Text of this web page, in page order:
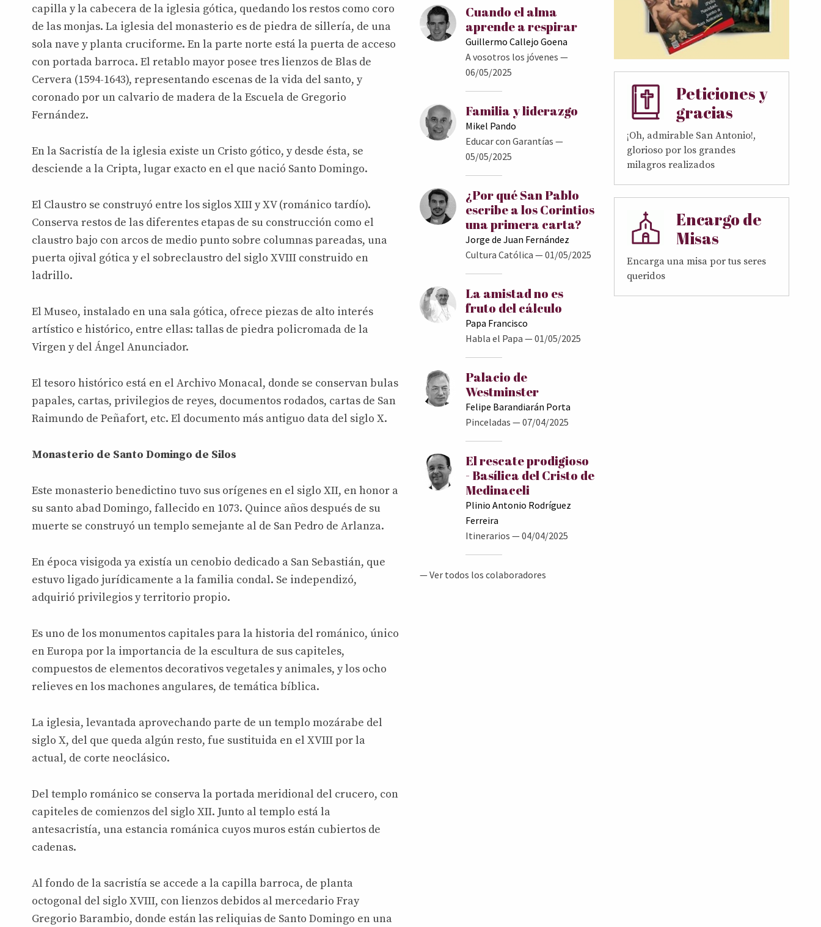
capilla y la cabecera de la iglesia gótica, quedando los restos como coro
de las monjas. La iglesia del monasterio es de piedra de sillería, de una
sola nave y planta cruciforme. En la parte norte está la puerta de acceso
con portada barroca. El retablo mayor posee tres lienzos de Blas de
Cervera (1594-1643), representando escenas de la vida del santo, y
coronado por un calvario de madera de la Escuela de Gregorio
Fernández.
En la Sacristía de la iglesia existe un Cristo gótico, y desde ésta, se
desciende a la Cripta, lugar exacto en el que nació Santo Domingo.
El Claustro se construyó entre los siglos XIII y XV (románico tardío).
Conserva restos de las diferentes etapas de su construcción como el
claustro bajo con arcos de medio punto sobre columnas pareadas, una
puerta ojival gótica y el sobreclaustro del siglo XVIII construido en
ladrillo.
El Museo, instalado en una sala gótica, ofrece piezas de alto interés
artístico e histórico, entre ellas: tallas de piedra policromada de la
Virgen y del Ángel Anunciador.
El tesoro histórico está en el Archivo Monacal, donde se conservan bulas
papales, cartas, privilegios de reyes, documentos rodados, cartas de San
Raimundo de Peñafort, etc. El documento más antiguo data del siglo X.
Monasterio de Santo Domingo de Silos
Este monasterio benedictino tuvo sus orígenes en el siglo XII, en honor a
su santo abad Domingo, fallecido en 1073. Quince años después de su
muerte se construyó un templo semejante al de San Pedro de Arlanza.
En época visigoda ya existía un cenobio dedicado a San Sebastián, que
estuvo ligado jurídicamente a la familia condal. Se independizó,
adquirió privilegios y territorio propio.
Es uno de los monumentos capitales para la historia del románico, único
en Europa por la importancia de la escultura de sus capiteles,
compuestos de elementos decorativos vegetales y animales, y los ocho
relieves en los machones angulares, de temática bíblica.
La iglesia, levantada aprovechando parte de un templo mozárabe del
siglo X, del que queda algún resto, fue sustituida en el XVIII por la
actual, de corte neoclásico.
Del templo románico se conserva la portada meridional del crucero, con
capiteles de comienzos del siglo XII. Junto al templo está la
antesacristía, una estancia románica cuyos muros están cubiertos de
cadenas.
Al fondo de la sacristía se accede a la capilla barroca, de planta
octogonal del siglo XVIII, con lienzos debidos al mercedario Fray
Gregorio Barambio, donde están las reliquias de Santo Domingo en una
Cuando el alma
aprende a respirar
Guillermo Callejo Goena
A vosotros los jóvenes —
06/05/2025
Familia y liderazgo
Mikel Pando
Educar con Garantías —
05/05/2025
¿Por qué San Pablo
escribe a los Corintios
una primera carta?
Jorge de Juan Fernández
Cultura Católica — 01/05/2025
La amistad no es
fruto del cálculo
Papa Francisco
Habla el Papa — 01/05/2025
Palacio de
Westminster
Felipe Barandiarán Porta
Pinceladas — 07/04/2025
El rescate prodigioso
- Basílica del Cristo de
Medinaceli
Plinio Antonio Rodríguez
Ferreira
Itinerarios — 04/04/2025
— Ver todos los colaboradores
Peticiones y
gracias
¡Oh, admirable San Antonio!,
glorioso por los grandes
milagros realizados
Encargo de
Misas
Encarga una misa por tus seres
queridos